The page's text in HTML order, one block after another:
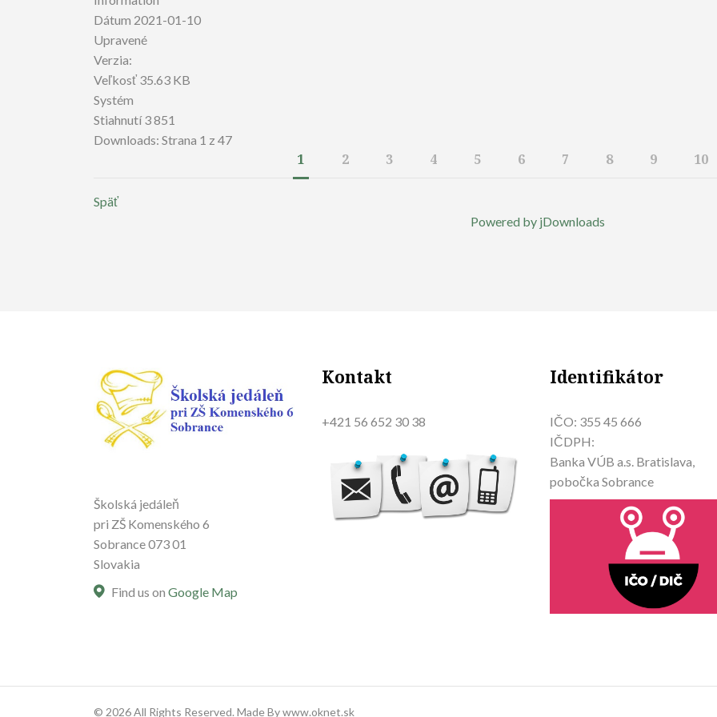
Dátum 2021-01-10
Upravené
Verzia:
Veľkosť 35.63 KB
Systém
Stiahnutí 3 851
Downloads: Strana 1 z 47
1 2 3 4 5 6 7 8 9 10
Späť
Powered by jDownloads
Školská jedáleň
pri ZŠ Komenského 6
Sobrance 073 01
Slovakia
Find us on Google Map
Kontakt
+421 56 652 30 38
Identifikátor
IČO: 355 45 666
IČDPH:
Banka VÚB a.s. Bratislava,
pobočka Sobrance
© 2026 All Rights Reserved. Made By www.oknet.sk